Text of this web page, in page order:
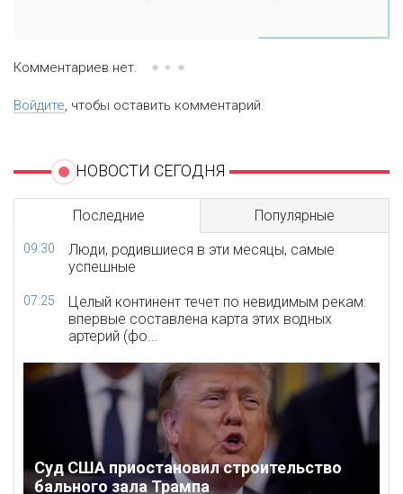
Комментариев нет.
Войдите, чтобы оставить комментарий.
НОВОСТИ СЕГОДНЯ
Последние Популярные
09:30
Люди, родившиеся в эти месяцы, самые
успешные
07:25
Целый континент течет по невидимым рекам:
впервые составлена карта этих водных
артерий (фо...
Суд США приостановил строительство
бального зала Трампа